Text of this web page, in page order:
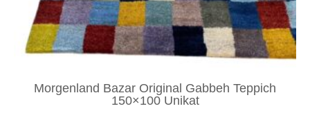
Morgenland Bazar Original Gabbeh Teppich
150×100 Unikat